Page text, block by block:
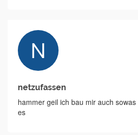
netzufassen
hammer geil ich bau mir auch
es